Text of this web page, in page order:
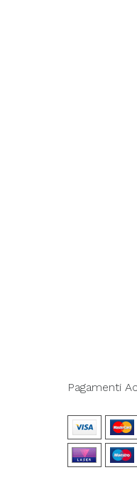
Pagamenti